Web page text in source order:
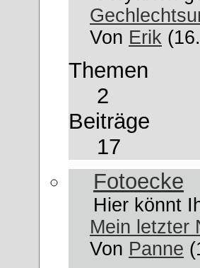
Von Erik
Themen
2
Beiträge
17
Fotoecke
Hier könnt
Mein letzter
Von Panne